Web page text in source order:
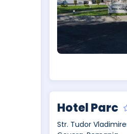
Hotel Parc
Str. Tudor